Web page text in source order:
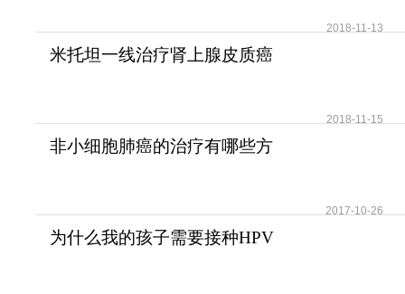
2018-11-13
米托坦一线治疗肾上腺皮质癌
2018-11-15
非小细胞肺癌的治疗有哪些方
2017-10-26
为什么我的孩子需要接种HPV